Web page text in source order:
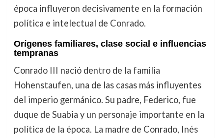
época influyeron decisivamente en la formación
política e intelectual de Conrado.
Orígenes familiares, clase social e influencias
tempranas
Conrado III nació dentro de la familia
Hohenstaufen, una de las casas más influyentes
del imperio germánico. Su padre, Federico, fue
duque de Suabia y un personaje importante en la
política de la época. La madre de Conrado, Inés